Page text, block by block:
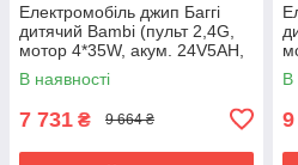
Електромобіль джип Баггі
дитячий Bambi (пульт 2,4G,
мотор 4*35W, акум. 24V5AH,
EVA, TF) JS330EBLR-2-
4(24V) Чорно-синій
В наявності
7 731 ₴ 9 664 ₴
В